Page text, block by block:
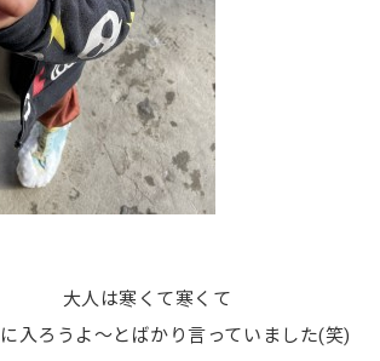
大人は寒くて寒くて
入ろうよ～とばかり言っていました(笑)